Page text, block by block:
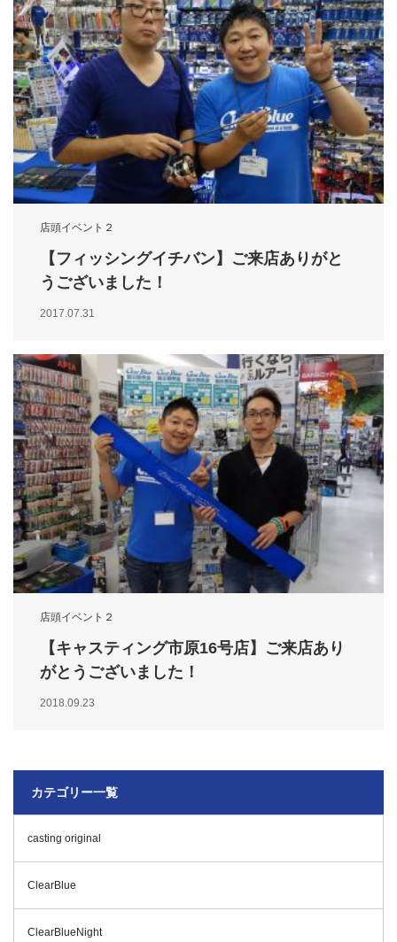
店頭イベント２
【フィッシングイチバン】ご来店ありがと
うございました！
2017.07.31
店頭イベント２
【キャスティング市原16号店】ご来店あり
がとうございました！
2018.09.23
カテゴリー一覧
casting original
ClearBlue
ClearBlueNight